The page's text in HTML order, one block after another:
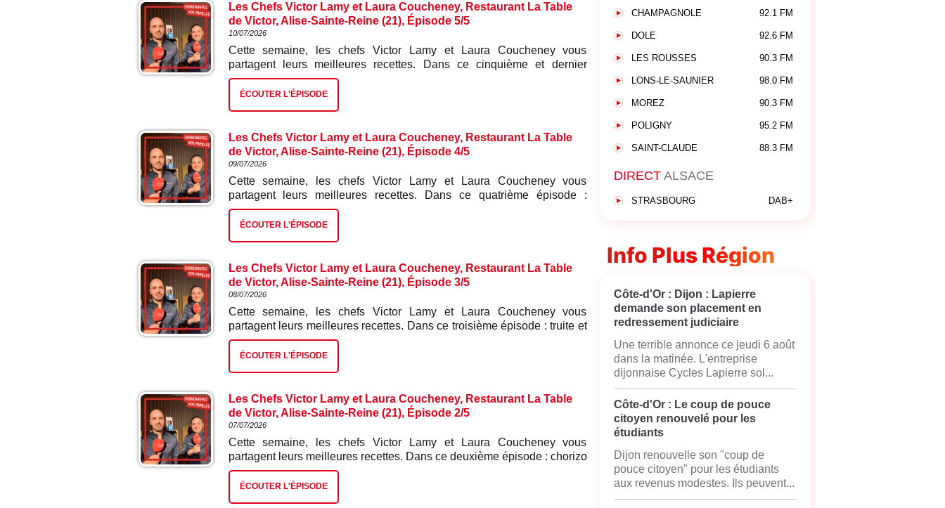
Les Chefs Victor Lamy et Laura Coucheney, Restaurant La Table
de Victor, Alise-Sainte-Reine (21), Épisode 5/5
10/07/2026
Cette semaine, les chefs Victor Lamy et Laura Coucheney vous
partagent leurs meilleures recettes. Dans ce cinquième et dernier
épisode : miel fromage blanc et houblon.
ÉCOUTER L'ÉPISODE
Les Chefs Victor Lamy et Laura Coucheney, Restaurant La Table
de Victor, Alise-Sainte-Reine (21), Épisode 4/5
09/07/2026
Cette semaine, les chefs Victor Lamy et Laura Coucheney vous
partagent leurs meilleures recettes. Dans ce quatrième épisode :
mignon de porcs et sa purée de pois chiches et ses mini navets
japonais.
ÉCOUTER L'ÉPISODE
Les Chefs Victor Lamy et Laura Coucheney, Restaurant La Table
de Victor, Alise-Sainte-Reine (21), Épisode 3/5
08/07/2026
Cette semaine, les chefs Victor Lamy et Laura Coucheney vous
partagent leurs meilleures recettes. Dans ce troisième épisode : truite et
ses mini légumes.
ÉCOUTER L'ÉPISODE
Les Chefs Victor Lamy et Laura Coucheney, Restaurant La Table
de Victor, Alise-Sainte-Reine (21), Épisode 2/5
07/07/2026
Cette semaine, les chefs Victor Lamy et Laura Coucheney vous
partagent leurs meilleures recettes. Dans ce deuxième épisode : chorizo
mini betterave.
ÉCOUTER L'ÉPISODE
CHAMPAGNOLE 92.1 FM
DOLE 92.6 FM
LES ROUSSES 90.3 FM
LONS-LE-SAUNIER 98.0 FM
MOREZ 90.3 FM
POLIGNY 95.2 FM
SAINT-CLAUDE 88.3 FM
DIRECTALSACE
STRASBOURG DAB+
Info Plus Région
Côte-d'Or : Dijon : Lapierre
demande son placement en
redressement judiciaire
Une terrible annonce ce jeudi 6 août
dans la matinée. L'entreprise
dijonnaise Cycles Lapierre sol...
Côte-d'Or : Le coup de pouce
citoyen renouvelé pour les
étudiants
Dijon renouvelle son "coup de
pouce citoyen" pour les étudiants
aux revenus modestes. Ils peuvent...